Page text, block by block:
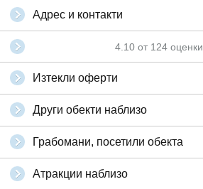
Адрес и контакти
4.10 от 124 оценки
Изтекли оферти
Други обекти наблизо
Грабомани, посетили обекта
Атракции наблизо